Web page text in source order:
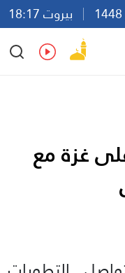
بيروت 18:17
Ar
En Fr Es
غزة مع